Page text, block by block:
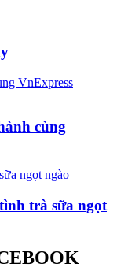
cùng
trà sữa ngọt